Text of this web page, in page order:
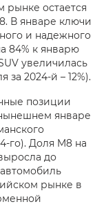
остается
В январе ключи
и надежного
84% к январю
увеличилась
за 2024‑й – 12%).
позиции
январе
Доля M8 на
до
рынке в